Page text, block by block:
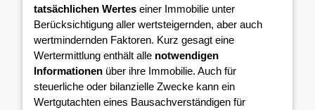
tatsächlichen Wertes einer Immobilie unter
Berücksichtigung aller wertsteigernden, aber auch
wertmindernden Faktoren. Kurz gesagt eine
Wertermittlung enthält alle notwendigen
Informationen über ihre Immobilie. Auch für
steuerliche oder bilanzielle Zwecke kann ein
Wertgutachten eines Bausachverständigen für